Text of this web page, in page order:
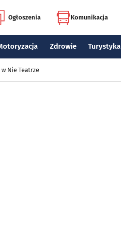
Ogłoszenia Komunikacja
Zdrowie Turystyka
Nie Teatrze